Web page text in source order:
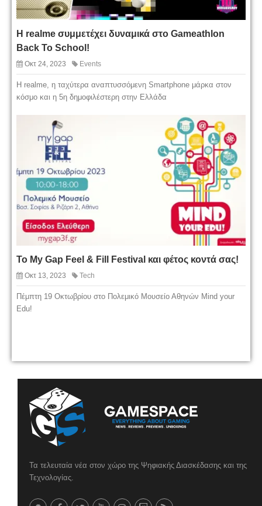
Η realme συμμετέχει δυναμικά στο Gameathlon
Back To School!
Οκτ 24, 2023 Events
Η realme, η ταχύτερα αναπτυσσόμενη Smartphone μάρκα στον
κόσμο και η 5η δημοφιλέστερη στην Ελλάδα
To My Gap Feel & Fill Festival και φέτος κοντά σας!
Οκτ 13, 2023 Tech
Πέμπτη 19 Οκτωβρίου στο Πολεμικό Μουσείο Αθηνών Mind your
Edu!
Τα τελευταία νέα στον χώρο της Ψηφιακής Διασκέδασης και της
Τεχνολογίας.